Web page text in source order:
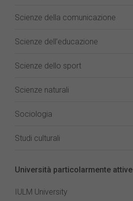
Scienze della comunicazione
Scienze dell’educazione
Scienze dello sport
Scienze naturali
Sociologia
Studi culturali
Università particolarmente attive
IULM University